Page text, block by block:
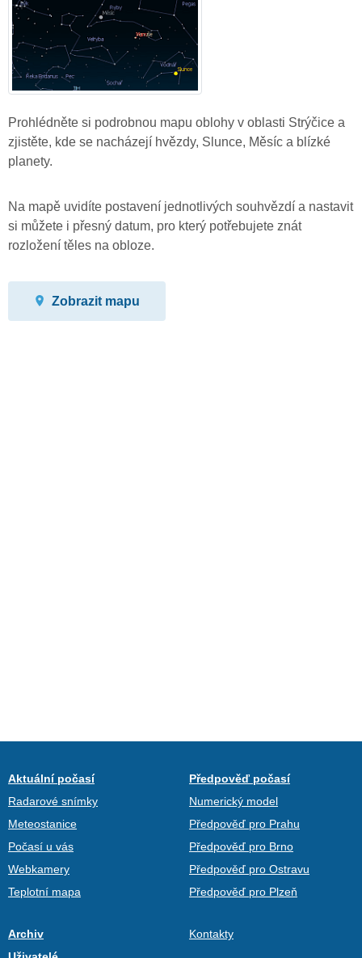
Prohlédněte si podrobnou mapu oblohy v oblasti Strýčice a
zjistěte, kde se nacházejí hvězdy, Slunce, Měsíc a blízké
planety.
Na mapě uvidíte postavení jednotlivých souhvězdí a nastavit
si můžete i přesný datum, pro který potřebujete znát
rozložení těles na obloze.
Zobrazit mapu
Aktuální počasí
Radarové snímky
Meteostanice
Počasí u vás
Webkamery
Teplotní mapa
Předpověď počasí
Numerický model
Předpověď pro Prahu
Předpověď pro Brno
Předpověď pro Ostravu
Předpověď pro Plzeň
Archiv
Kontakty